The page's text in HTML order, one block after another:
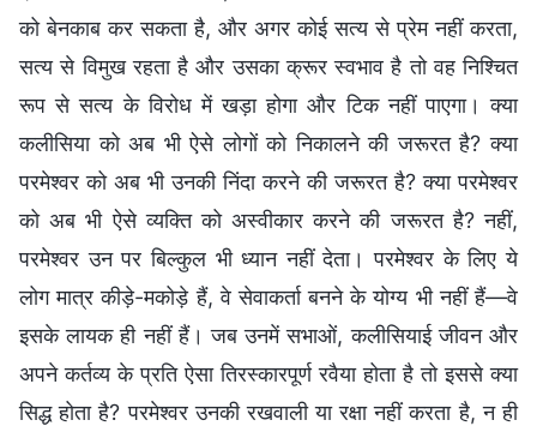
को बेनकाब कर सकता है, और अगर कोई सत्य से प्रेम नहीं करता,
सत्य से विमुख रहता है और उसका क्रूर स्वभाव है तो वह निश्चित
रूप से सत्य के विरोध में खड़ा होगा और टिक नहीं पाएगा। क्या
कलीसिया को अब भी ऐसे लोगों को निकालने की जरूरत है? क्या
परमेश्वर को अब भी उनकी निंदा करने की जरूरत है? क्या परमेश्वर
को अब भी ऐसे व्यक्ति को अस्वीकार करने की जरूरत है? नहीं,
परमेश्वर उन पर बिल्कुल भी ध्यान नहीं देता। परमेश्वर के लिए ये
लोग मात्र कीड़े-मकोड़े हैं, वे सेवाकर्ता बनने के योग्य भी नहीं हैं—वे
इसके लायक ही नहीं हैं। जब उनमें सभाओं, कलीसियाई जीवन और
अपने कर्तव्य के प्रति ऐसा तिरस्कारपूर्ण रवैया होता है तो इससे क्या
सिद्ध होता है? परमेश्वर उनकी रखवाली या रक्षा नहीं करता है, न ही